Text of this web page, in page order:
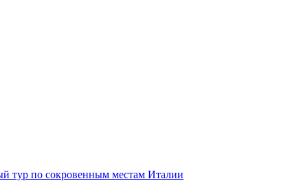
тур по сокровенным местам Италии